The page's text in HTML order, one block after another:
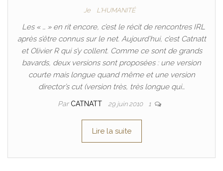
Je L'HUMANITÉ
Les « … » en rit encore, c’est le récit de rencontres IRL
après s’être connus sur le net. Aujourd’hui, c’est Catnatt
et Olivier R qui s’y collent. Comme ce sont de grands
bavards, deux versions sont proposées : une version
courte mais longue quand même et une version
director’s cut (version très, très longue qui…
Par CATNATT 29 juin 2010 1
Lire la suite